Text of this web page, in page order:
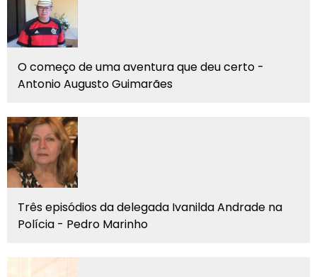
O começo de uma aventura que deu certo -
Antonio Augusto Guimarães
Três episódios da delegada Ivanilda Andrade na
Polícia - Pedro Marinho